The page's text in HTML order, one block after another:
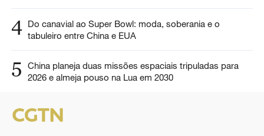
4 Do canavial ao Super Bowl: moda, soberania e o
tabuleiro entre China e EUA
5
China planeja duas missões espaciais tripuladas para
2026 e almeja pouso na Lua em 2030